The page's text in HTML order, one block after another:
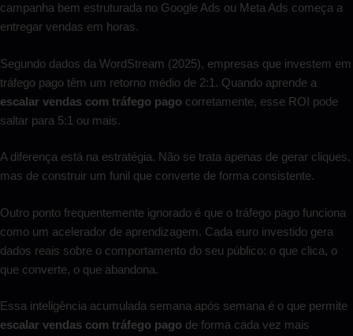
campanha bem estruturada no Google Ads ou Meta Ads começa a
entregar vendas em horas.
Segundo dados da WordStream (2025), empresas que investem em
tráfego pago têm um retorno médio de 2:1. Quando aprende a
escalar vendas com tráfego pago corretamente, esse ROI pode
saltar para 5:1 ou mais.
A diferença está na estratégia. Não se trata apenas de gerar cliques,
mas de construir um funil que converte de forma consistente.
Outro ponto frequentemente ignorado é que o tráfego pago funciona
como um acelerador de aprendizagem. Cada euro investido gera
dados reais sobre o comportamento do seu público: o que clica, o
que converte, o que abandona.
Essa inteligência acumulada semana após semana é o que permite
escalar vendas com tráfego pago de forma cada vez mais